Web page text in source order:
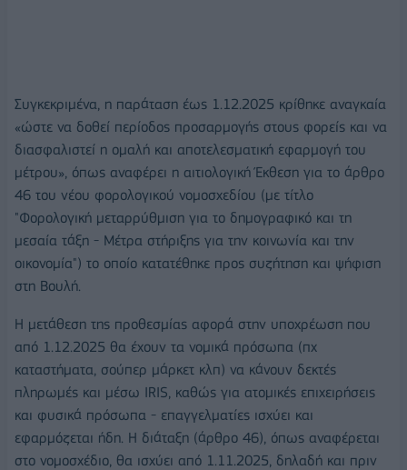
Συγκεκριμένα, η παράταση έως 1.12.2025 κρίθηκε αναγκαία
«ώστε να δοθεί περίοδος προσαρμογής στους φορείς και να
διασφαλιστεί η ομαλή και αποτελεσματική εφαρμογή του
μέτρου», όπως αναφέρει η αιτιολογική Έκθεση για το άρθρο
46 του νέου φορολογικού νομοσχεδίου (με τίτλο
"Φορολογική μεταρρύθμιση για το δημογραφικό και τη
μεσαία τάξη - Μέτρα στήριξης για την κοινωνία και την
οικονομία") το οποίο κατατέθηκε προς συζήτηση και ψήφιση
στη Βουλή.
Η μετάθεση της προθεσμίας αφορά στην υποχρέωση που
από 1.12.2025 θα έχουν τα νομικά πρόσωπα (πχ
καταστήματα, σούπερ μάρκετ κλπ) να κάνουν δεκτές
πληρωμές και μέσω IRIS, καθώς για ατομικές επιχειρήσεις
και φυσικά πρόσωπα - επαγγελματίες ισχύει και
εφαρμόζεται ήδη. Η διάταξη (άρθρο 46), όπως αναφέρεται
στο νομοσχέδιο, θα ισχύει από 1.11.2025, δηλαδή και πριν